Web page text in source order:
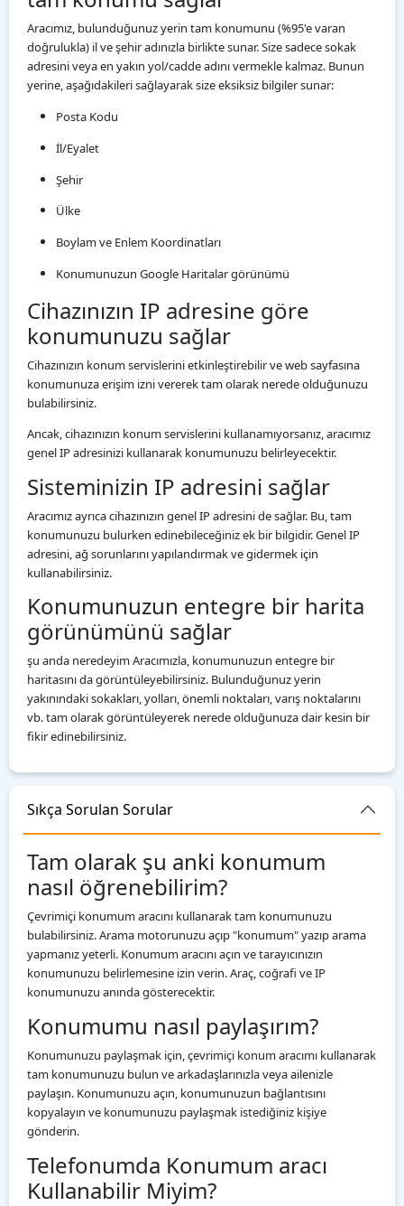
Aracımız, bulunduğunuz yerin tam konumunu (%95'e varan
doğrulukla) il ve şehir adınızla birlikte sunar. Size sadece sokak
adresini veya en yakın yol/cadde adını vermekle kalmaz. Bunun
yerine, aşağıdakileri sağlayarak size eksiksiz bilgiler sunar:
Posta Kodu
İl/Eyalet
Şehir
Ülke
Boylam ve Enlem Koordinatları
Konumunuzun Google Haritalar görünümü
Cihazınızın IP adresine göre
konumunuzu sağlar
Cihazınızın konum servislerini etkinleştirebilir ve web sayfasına
konumunuza erişim izni vererek tam olarak nerede olduğunuzu
bulabilirsiniz.
Ancak, cihazınızın konum servislerini kullanamıyorsanız, aracımız
genel IP adresinizi kullanarak konumunuzu belirleyecektir.
Sisteminizin IP adresini sağlar
Aracımız ayrıca cihazınızın genel IP adresini de sağlar. Bu, tam
konumunuzu bulurken edinebileceğiniz ek bir bilgidir. Genel IP
adresini, ağ sorunlarını yapılandırmak ve gidermek için
kullanabilirsiniz.
Konumunuzun entegre bir harita
görünümünü sağlar
şu anda neredeyim Aracımızla, konumunuzun entegre bir
haritasını da görüntüleyebilirsiniz. Bulunduğunuz yerin
yakınındaki sokakları, yolları, önemli noktaları, varış noktalarını
vb. tam olarak görüntüleyerek nerede olduğunuza dair kesin bir
fikir edinebilirsiniz.
Sıkça Sorulan Sorular
Tam olarak şu anki konumum
nasıl öğrenebilirim?
Çevrimiçi konumum aracını kullanarak tam konumunuzu
bulabilirsiniz. Arama motorunuzu açıp "konumum" yazıp arama
yapmanız yeterli. Konumum aracını açın ve tarayıcınızın
konumunuzu belirlemesine izin verin. Araç, coğrafi ve IP
konumunuzu anında gösterecektir.
Konumumu nasıl paylaşırım?
Konumunuzu paylaşmak için, çevrimiçi konum aracımı kullanarak
tam konumunuzu bulun ve arkadaşlarınızla veya ailenizle
paylaşın. Konumunuzu açın, konumunuzun bağlantısını
kopyalayın ve konumunuzu paylaşmak istediğiniz kişiye
gönderin.
Telefonumda Konumum aracı
Kullanabilir Miyim?